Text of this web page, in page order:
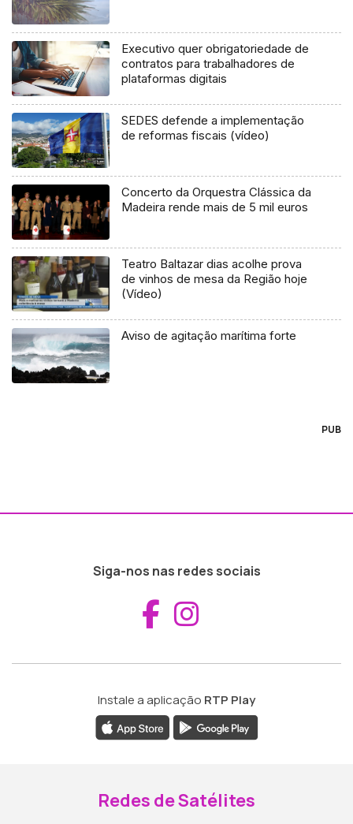
Executivo quer obrigatoriedade de
contratos para trabalhadores de
plataformas digitais
SEDES defende a implementação
de reformas fiscais (vídeo)
Concerto da Orquestra Clássica da
Madeira rende mais de 5 mil euros
Teatro Baltazar dias acolhe prova
de vinhos de mesa da Região hoje
(Vídeo)
Aviso de agitação marítima forte
PUB
Siga-nos nas redes sociais
Aceder ao
Instale a aplicação RTP Play
Redes de Satélites